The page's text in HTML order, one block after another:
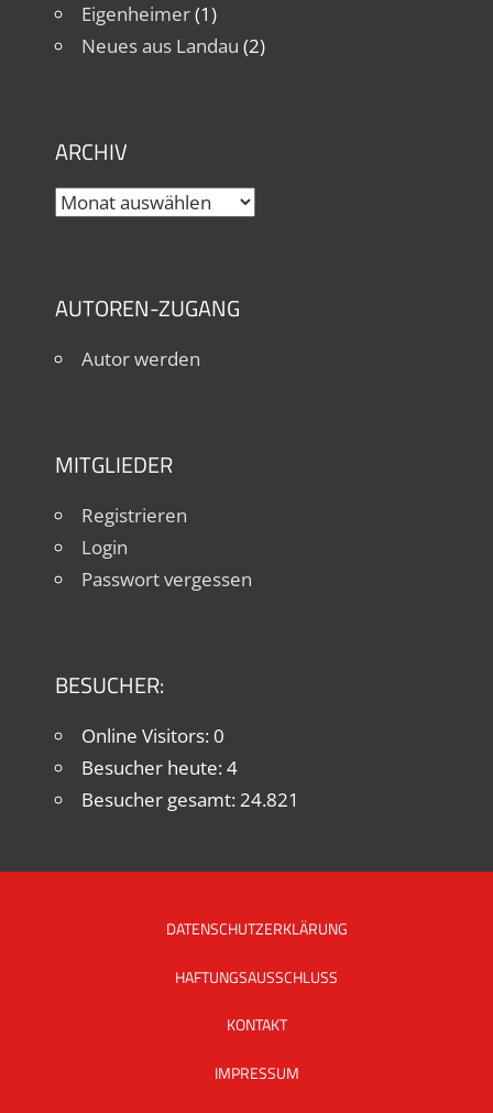
Eigenheimer(1)
Neues aus Landau (2)
ARCHIV
Archiv
AUTOREN-ZUGANG
Autor werden
MITGLIEDER
Registrieren
Login
Passwort vergessen
BESUCHER:
Online Visitors: 0
Besucher heute:4
Besucher gesamt:24.821
DATENSCHUTZERKLÄRUNG
HAFTUNGSAUSSCHLUSS
KONTAKT
IMPRESSUM